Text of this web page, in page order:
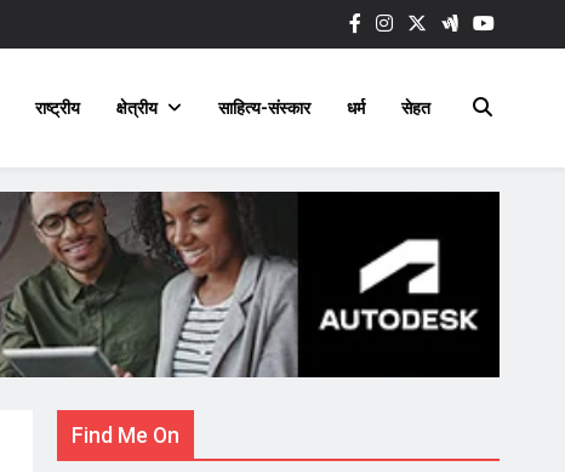
राष्ट्रीय क्षेत्रीय साहित्य-संस्कार धर्म सेहत
Find Me On